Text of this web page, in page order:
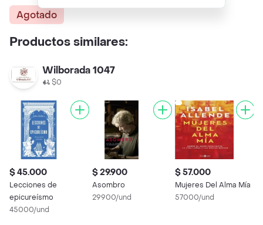
Agotado
Productos similares:
Wilborada 1047
$0
$ 45.000
Lecciones de
epicureísmo
45000/und
$ 29.900
Asombro
29900/und
$ 57.000
Mujeres Del Alma Mía
57000/und